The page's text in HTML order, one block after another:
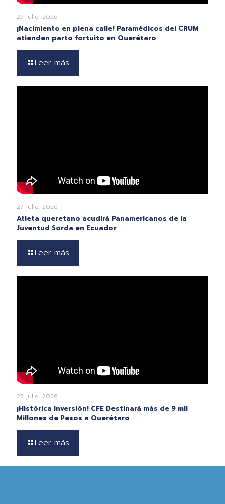
27 julio, 2026
¡Nacimiento en plena calle! Paramédicos del CRUM
atienden parto fortuito en Querétaro
Leer más
27 julio, 2026
Atleta queretano acudirá Panamericanos de la
Juventud Sorda en Ecuador
Leer más
27 julio, 2026
¡Histórica Inversión! CFE Destinará más de 9 mil
Millones de Pesos a Querétaro
Leer más